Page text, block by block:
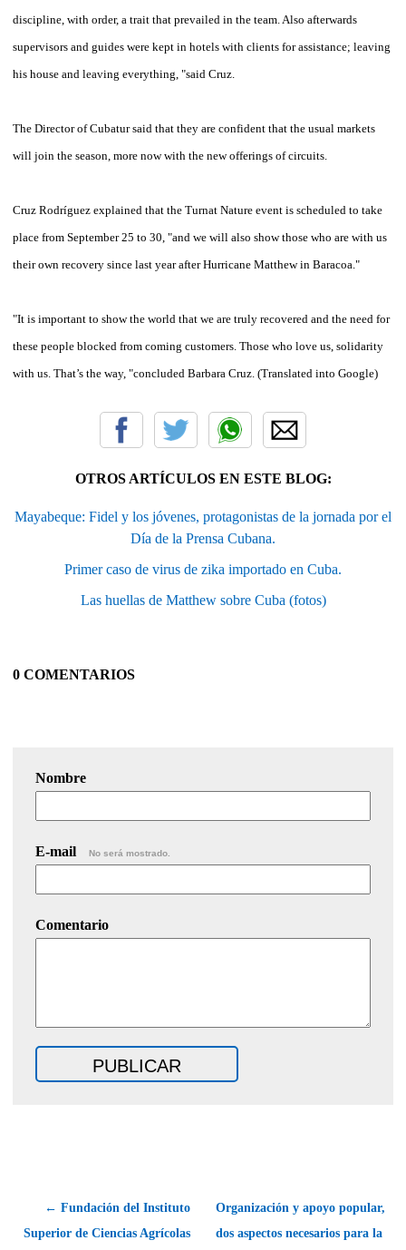
discipline, with order, a trait that prevailed in the team. Also afterwards
supervisors and guides were kept in hotels with clients for assistance; leaving
his house and leaving everything, "said Cruz.
The Director of Cubatur said that they are confident that the usual markets
will join the season, more now with the new offerings of circuits.
Cruz Rodríguez explained that the Turnat Nature event is scheduled to take
place from September 25 to 30, "and we will also show those who are with us
their own recovery since last year after Hurricane Matthew in Baracoa."
"It is important to show the world that we are truly recovered and the need for
these people blocked from coming customers. Those who love us, solidarity
with us. That’s the way, "concluded Barbara Cruz. (Translated into Google)
OTROS ARTÍCULOS EN ESTE BLOG:
Mayabeque: Fidel y los jóvenes, protagonistas de la jornada por el
Día de la Prensa Cubana.
Primer caso de virus de zika importado en Cuba.
Las huellas de Matthew sobre Cuba (fotos)
0 COMENTARIOS
Nombre
E-mail No será mostrado.
Comentario
← Fundación del Instituto
Superior de Ciencias Agrícolas
Organización y apoyo popular,
dos aspectos necesarios para la